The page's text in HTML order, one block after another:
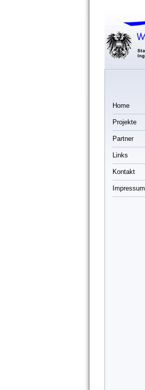
Home
Projekte
Partner
Links
Kontakt
Impressum